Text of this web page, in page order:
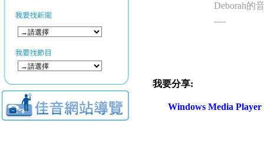
Deborah的
----
我要分享:
Windows Media